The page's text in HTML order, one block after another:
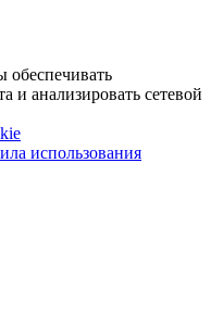
и анализировать сетевой
использования